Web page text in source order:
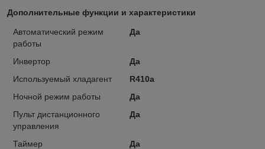
Дополнительные функции и характеристики
Автоматический режим
работы
Да
Инвертор
Да
Используемый хладагент
R410a
Ночной режим работы
Да
Пульт дистанционного
управления
Да
Таймер
Да